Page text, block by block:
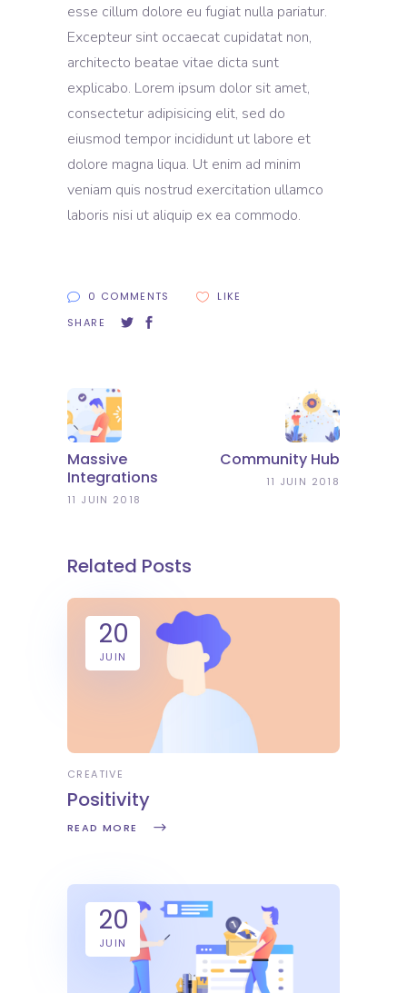
esse cillum dolore eu fugiat nulla pariatur.
Excepteur sint occaecat cupidatat non,
architecto beatae vitae dicta sunt
explicabo. Lorem ipsum dolor sit amet,
consectetur adipisicing elit, sed do
eiusmod tempor incididunt ut labore et
dolore magna liqua. Ut enim ad minim
veniam quis nostrud exercitation ullamco
laboris nisi ut aliquip ex ea commodo.
0 COMMENTS
LIKE
SHARE
Massive
Integrations
11 JUIN 2018
Community Hub
11 JUIN 2018
Related Posts
20
JUIN
CREATIVE
Positivity
READ MORE
20
JUIN